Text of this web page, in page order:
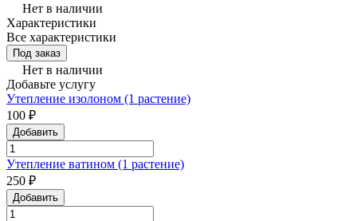
Нет в наличии
Характеристики
Все характеристики
Под заказ
Нет в наличии
Добавьте услугу
Утепление изолоном (1 растение)
100 ₽
Добавить
Утепление ватином (1 растение)
250 ₽
Добавить